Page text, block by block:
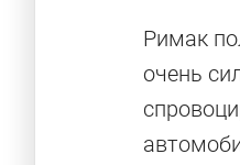
Римак
очень